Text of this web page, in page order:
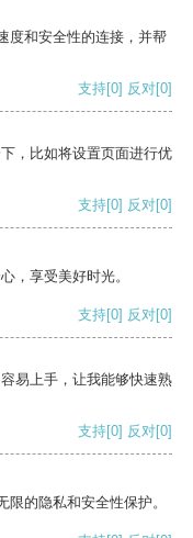
度和安全性的连接，并帮
支持[0] 反对[0]
，比如将设置页面进行优
支持[0] 反对[0]
，享受美好时光。
支持[0] 反对[0]
易上手，让我能够快速熟
支持[0] 反对[0]
的隐私和安全性保护。